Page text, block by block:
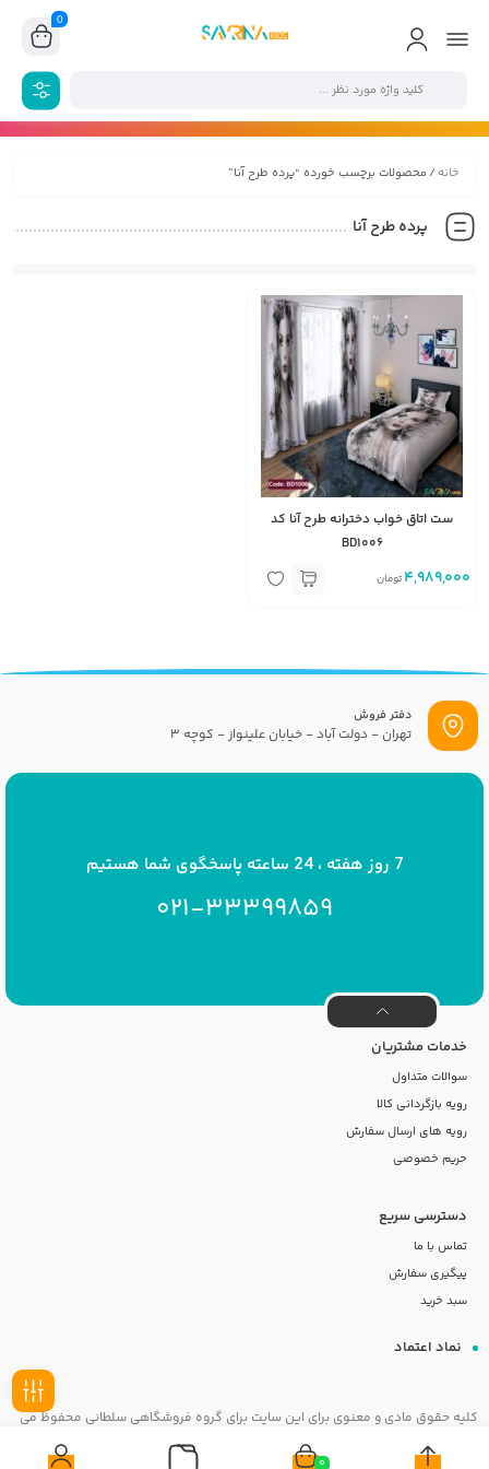
0
خانه/ محصولات برچسب خورده “پرده طرح آنا”
پرده طرح آنا
ست اتاق خواب دخترانه طرح آنا کد
BD1006
4,989,000 تومان
0
دفتر فروش
تهران - دولت آباد - خیابان علینواز - کوچه 3
7 روز هفته ، 24 ساعته پاسخگوی شما هستیم
021-33399859
خدمات مشتریان
سوالات متداول
رویه بازگردانی کالا
رویه های ارسال سفارش
حریم خصوصی
دسترسی سریع
تماس با ما
پیگیری سفارش
سبد خرید
نماد اعتماد
کلیه حقوق مادی و معنوی برای این سایت برای گروه فروشگاهی سلطانی محفوظ می